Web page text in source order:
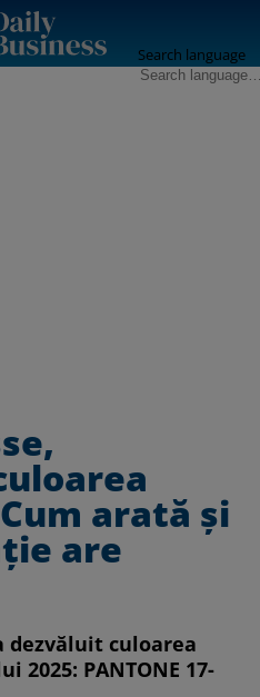
Search language
arată și
are
culoarea
2025: PANTONE 17-